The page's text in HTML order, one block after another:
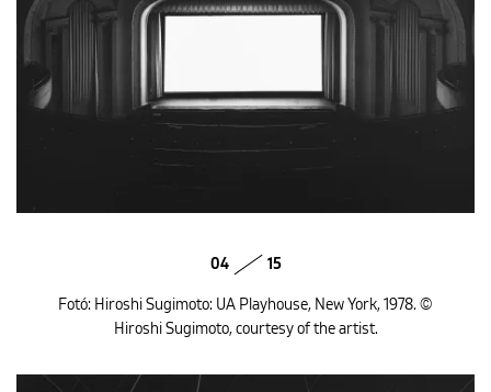
04 15
Fotó: Hiroshi Sugimoto: UA Playhouse, New York, 1978. ©
Hiroshi Sugimoto, courtesy of the artist.